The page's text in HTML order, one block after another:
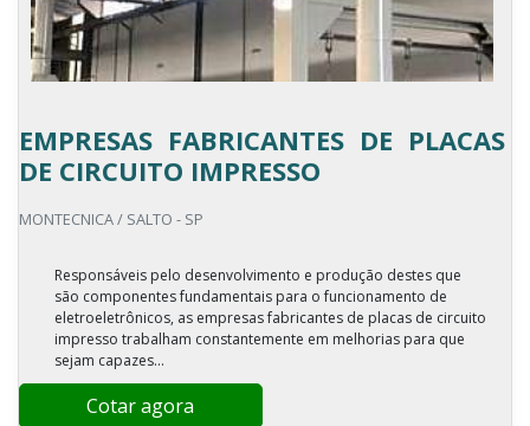
EMPRESAS FABRICANTES DE PLACAS
DE CIRCUITO IMPRESSO
MONTECNICA / SALTO - SP
Responsáveis pelo desenvolvimento e produção destes que
são componentes fundamentais para o funcionamento de
eletroeletrônicos, as empresas fabricantes de placas de circuito
impresso trabalham constantemente em melhorias para que
sejam capazes...
Cotar agora